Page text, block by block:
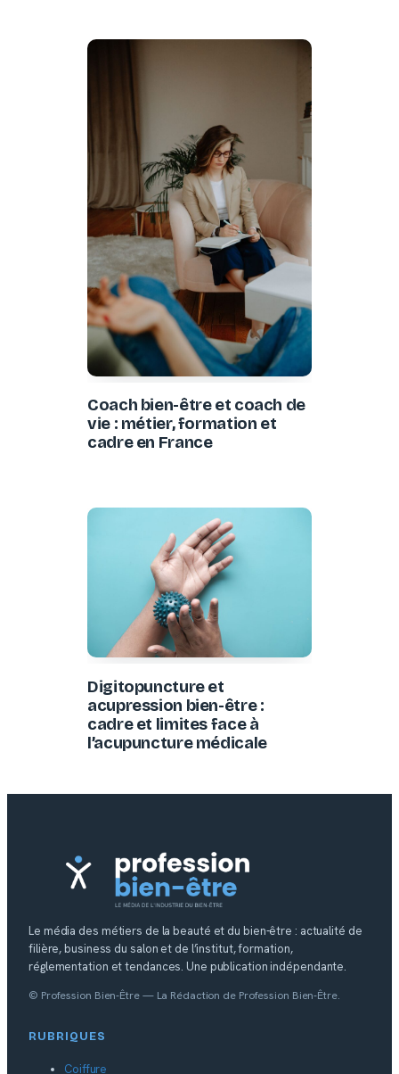
Coach bien-être et coach de
vie : métier, formation et
cadre en France
Digitopuncture et
acupression bien-être :
cadre et limites face à
l’acupuncture médicale
Le média des métiers de la beauté et du bien-être : actualité de
filière, business du salon et de l’institut, formation,
réglementation et tendances. Une publication indépendante.
© Profession Bien-Être — La Rédaction de Profession Bien-Être.
RUBRIQUES
Coiffure